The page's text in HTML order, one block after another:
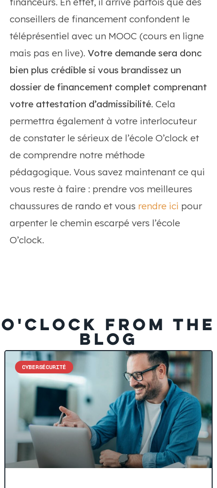
conseillers de financement confondent le
téléprésentiel avec un MOOC (cours en ligne
mais pas en live). Votre demande sera donc
bien plus crédible si vous brandissez un
dossier de financement complet comprenant
votre attestation d’admissibilité. Cela
permettra également à votre interlocuteur
de constater le sérieux de l’école O’clock et
de comprendre notre méthode
pédagogique. Vous savez maintenant ce qui
vous reste à faire : prendre vos meilleures
chaussures de rando et vous rendre ici pour
arpenter le chemin escarpé vers l’école
O’clock.
O'CLOCK FROM THE
BLOG
CYBERSÉCURITÉ